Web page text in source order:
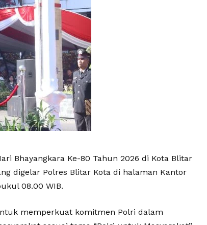
Bhayangkara Ke-80 Tahun 2026 di Kota Blitar
digelar Polres Blitar Kota di halaman Kantor
08.00 WIB.
memperkuat komitmen Polri dalam